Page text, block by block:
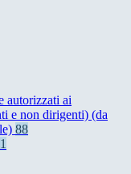
autorizzati ai
e non dirigenti) (da
88
1